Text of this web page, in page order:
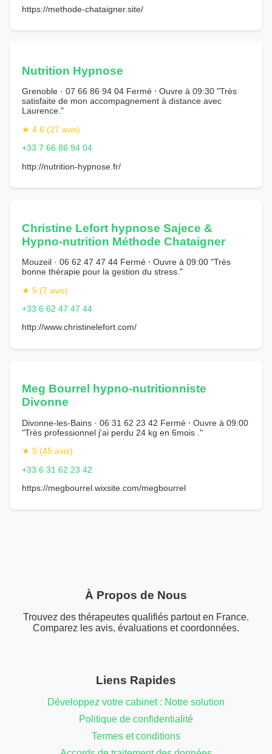
https://methode-chataigner.site/
Nutrition Hypnose
Grenoble · 07 66 86 94 04 Fermé ⋅ Ouvre à 09:30 "Très
satisfaite de mon accompagnement à distance avec
Laurence."
★ 4.6 (27 avis)
+33 7 66 86 94 04
http://nutrition-hypnose.fr/
Christine Lefort hypnose Sajece &
Hypno-nutrition Méthode Chataigner
Mouzeil · 06 62 47 47 44 Fermé ⋅ Ouvre à 09:00 "Très
bonne thérapie pour la gestion du stress."
★ 5 (7 avis)
+33 6 62 47 47 44
http://www.christinelefort.com/
Meg Bourrel hypno-nutritionniste
Divonne
Divonne-les-Bains · 06 31 62 23 42 Fermé ⋅ Ouvre à 09:00
"Très professionnel j'ai perdu 24 kg en 6mois ."
★ 5 (45 avis)
+33 6 31 62 23 42
https://megbourrel.wixsite.com/megbourrel
À Propos de Nous
Trouvez des thérapeutes qualifiés partout en France.
Comparez les avis, évaluations et coordonnées.
Liens Rapides
Développez votre cabinet : Notre solution
Politique de confidentialité
Termes et conditions